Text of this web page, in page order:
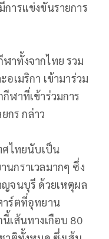
การแข่งขันรายการ
าทั้งจากไทย รวม
เมริกา เข้ามาร่วม
ฬาที่เข้าร่วมการ
กร กล่าว
ศไทยนับเป็น
นกราเวลมากๆ ซึ่ง
ญจนบุรี ด้วยเหตุผล
าร์ตที่อุทยาน
เส้นทางเกือบ 80